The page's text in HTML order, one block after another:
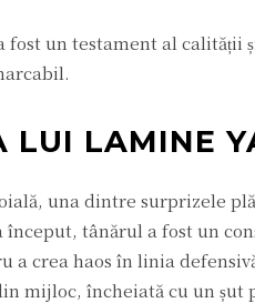
fost un testament al
LUI LAMINE
una dintre surprizele
început, tânărul a fost un
crea haos în linia
mijloc, încheiată cu un șut